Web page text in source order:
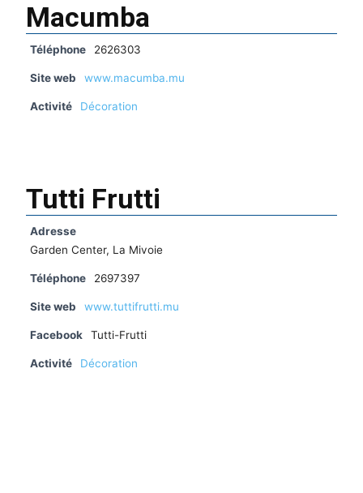
Macumba
Téléphone 2626303
Site web www.macumba.mu
Activité Décoration
Tutti Frutti
Adresse
Garden Center, La Mivoie
Téléphone 2697397
Site web www.tuttifrutti.mu
Facebook Tutti-Frutti
Activité Décoration